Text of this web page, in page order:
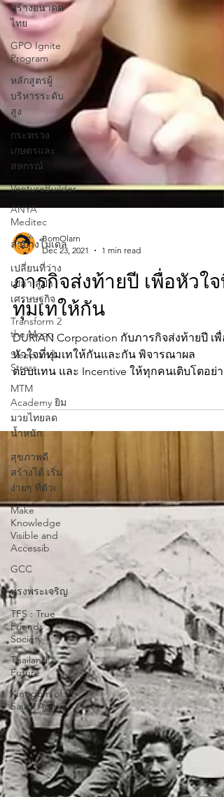
สร้างอนาคต
ไทย
GPO Ignite
Program
หลักสูตรผู้
บริหารระดับ
สูง
กระทรวง
เกษตรและ
สหกรณ์
VentureBuilder
ANYA
Meditec
ลำปางโมเดล
เปลี่ยนที่ว่าง
เปล่า สู่ป่า
เศรษษฐกิจ
Transform 2
the Moon
Sleep and
Stress
MTM
Academy ยิม
มวยไทยลด
น้ำหนัก
สุขภาพดี
สร้างได้ เริ่ม
ง่ายๆ ที่ตัวเ
Make
Knowledge
Visible and
Accessib
GCC
ทรงพระเจริญ
TFS : True
Friends
Society
Thailand
Future
Kingdom of
Saudi Arabia
BomOlarn
Dec 23, 2021
1 min read
ภารกิจส่งท้ายปี เพื่อหัวใจที่
ทุ่มเทให้กัน
DURIAN Corporation กับภารกิจส่งท้ายปี เพื่อ
หัวใจที่ทุ่มเทให้กันและกัน พิจารณาผล
ตอบแทน และ Incentive ให้ทุกคนเติบโตอย่า
พลังร่วมกัน